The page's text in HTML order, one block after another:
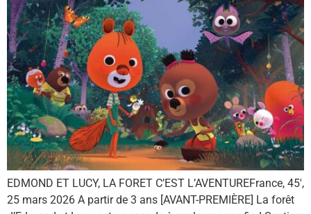
EDMOND ET LUCY, LA FORET C’EST L’AVENTUREFrance, 45′,
25 mars 2026 A partir de 3 ans [AVANT-PREMIÈRE] La forêt